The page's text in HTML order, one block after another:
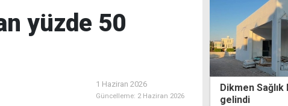
yüzde 50
1 Haziran 2026
Güncelleme: 2 Haziran 2026
Dikmen
gelindi